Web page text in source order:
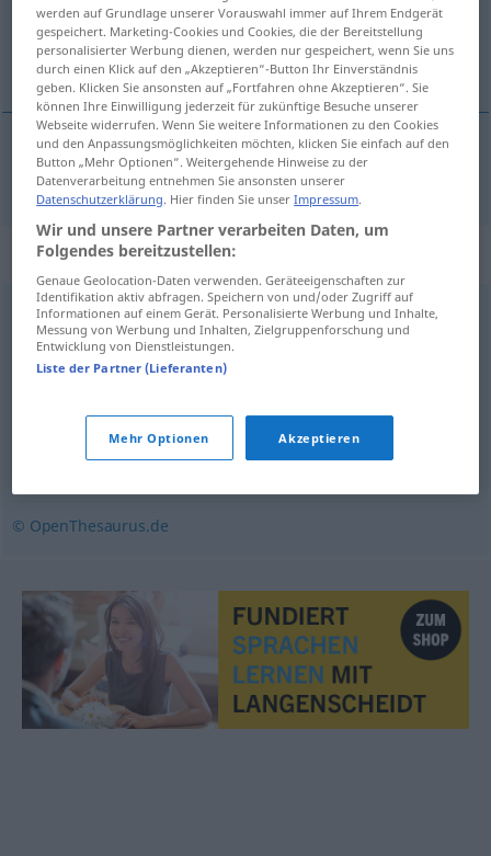
(Für mehr Details die Übersetzung anklicken/antippen)
ljuljati, njihati
ljuljati, njihati( V/Ise) schaukeln
Synonyme für "schaukeln"
wiegen,schwingen,pendeln
schaffen,bewerkstelligen (ugs.)
© OpenThesaurus.de
werden auf Grundlage unserer Vorauswahl immer auf Ihrem Endgerät
gespeichert. Marketing-Cookies und Cookies, die der Bereitstellung
personalisierter Werbung dienen, werden nur gespeichert, wenn Sie uns
durch einen Klick auf den „Akzeptieren“-Button Ihr Einverständnis
geben. Klicken Sie ansonsten auf „Fortfahren ohne Akzeptieren“. Sie
können Ihre Einwilligung jederzeit für zukünftige Besuche unserer
Webseite widerrufen. Wenn Sie weitere Informationen zu den Cookies
und den Anpassungsmöglichkeiten möchten, klicken Sie einfach auf den
Button „Mehr Optionen“. Weitergehende Hinweise zu der
Datenverarbeitung entnehmen Sie ansonsten unserer
Datenschutzerklärung. Hier finden Sie unserImpressum.
Wir und unsere Partner verarbeiten Daten, um
Folgendes bereitzustellen:
Genaue Geolocation-Daten verwenden. Geräteeigenschaften zur
Identifikation aktiv abfragen. Speichern von und/oder Zugriff auf
Informationen auf einem Gerät. Personalisierte Werbung und Inhalte,
Messung von Werbung und Inhalten, Zielgruppenforschung und
Entwicklung von Dienstleistungen.
Liste der Partner (Lieferanten)
Mehr Optionen Akzeptieren